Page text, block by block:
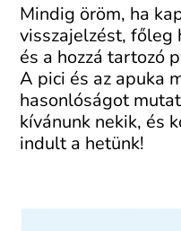
Mindig öröm, ha
visszajelzést, főleg
és a hozzá tartozó
A pici és az apuka
hasonlóságot
kívánunk nekik, és
indult a hetünk!